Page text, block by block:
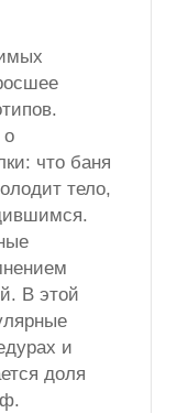
о
что баня
тело,
В этой
и
доля